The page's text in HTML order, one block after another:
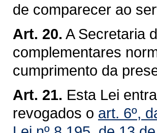
de comparecer ao
Art. 20. A Secretaria
complementares
cumprimento da
Art. 21. Esta Lei
revogados o art. 6º,